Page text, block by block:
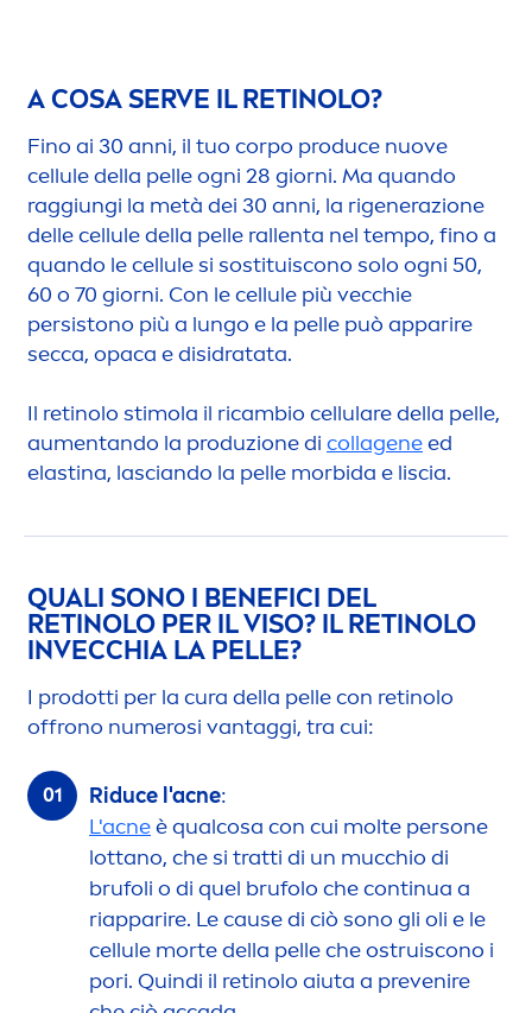
A COSA SERVE IL RETINOLO?
Fino ai 30 anni, il tuo corpo produce nuove
cellule della pelle ogni 28 giorni. Ma quando
raggiungi la metà dei 30 anni, la rigenerazione
delle cellule della pelle rallenta nel tempo, fino a
quando le cellule si sostituiscono solo ogni 50,
60 o 70 giorni. Con le cellule più vecchie
persistono più a lungo e la pelle può apparire
secca, opaca e disidratata.
Il retinolo stimola il ricambio cellulare della pelle,
aumentando la produzione di collageneed
elastina, lasciando la pelle morbida e liscia.
QUALI SONO I BENEFICI DEL
RETINOLO PER IL VISO? IL RETINOLO
INVECCHIA LA PELLE?
I prodotti per la cura della pelle con retinolo
offrono numerosi vantaggi, tra cui:
Riduce l'acne:
L'acneè qualcosa con cui molte persone
lottano, che si tratti di un mucchio di
brufoli o di quel brufolo che continua a
riapparire. Le cause di ciò sono gli oli e le
cellule morte della pelle che ostruiscono i
pori. Quindi il retinolo aiuta a prevenire